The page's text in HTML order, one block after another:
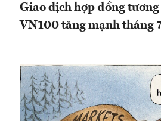
Giao dịch hợp đồng
VN100 tăng mạnh tháng